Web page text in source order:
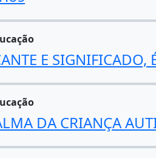
E SIGNIFICADO,
DA CRIANÇA